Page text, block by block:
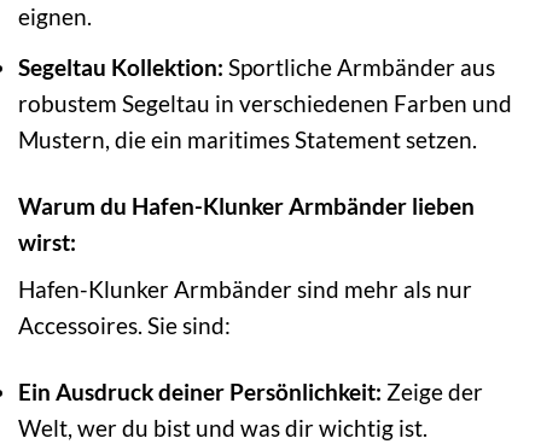
eignen.
Segeltau Kollektion: Sportliche Armbänder aus
robustem Segeltau in verschiedenen Farben und
Mustern, die ein maritimes Statement setzen.
Warum du Hafen-Klunker Armbänder lieben
wirst:
Hafen-Klunker Armbänder sind mehr als nur
Accessoires. Sie sind:
Ein Ausdruck deiner Persönlichkeit: Zeige der
Welt, wer du bist und was dir wichtig ist.